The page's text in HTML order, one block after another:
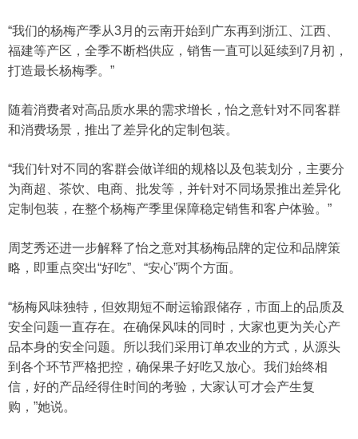
“我们的杨梅产季从3月的云南开始到广东再到浙江、江西、
福建等产区，全季不断档供应，销售一直可以延续到7月初，
打造最长杨梅季。”
随着消费者对高品质水果的需求增长，怡之意针对不同客群
和消费场景，推出了差异化的定制包装。
“我们针对不同的客群会做详细的规格以及包装划分，主要分
为商超、茶饮、电商、批发等，并针对不同场景推出差异化
定制包装，在整个杨梅产季里保障稳定销售和客户体验。”
周芝秀还进一步解释了怡之意对其杨梅品牌的定位和品牌策
略，即重点突出“好吃”、“安心”两个方面。
“杨梅风味独特，但效期短不耐运输跟储存，市面上的品质及
安全问题一直存在。在确保风味的同时，大家也更为关心产
品本身的安全问题。所以我们采用订单农业的方式，从源头
到各个环节严格把控，确保果子好吃又放心。我们始终相
信，好的产品经得住时间的考验，大家认可才会产生复
购，”她说。